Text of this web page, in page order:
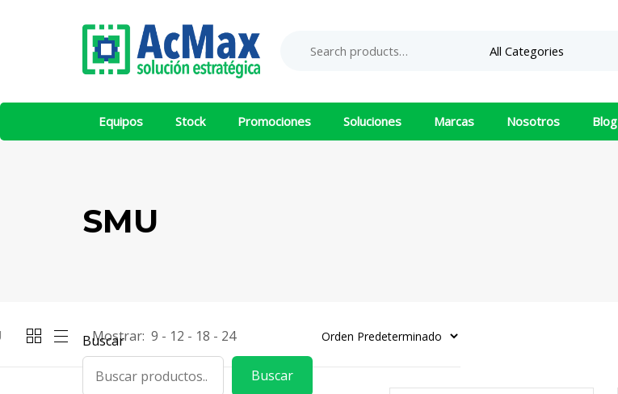
Equipos Stock Promociones Soluciones Marcas Nosotros Blog
SMU
Mostrar: 9 12 18 24
Buscar
Buscar